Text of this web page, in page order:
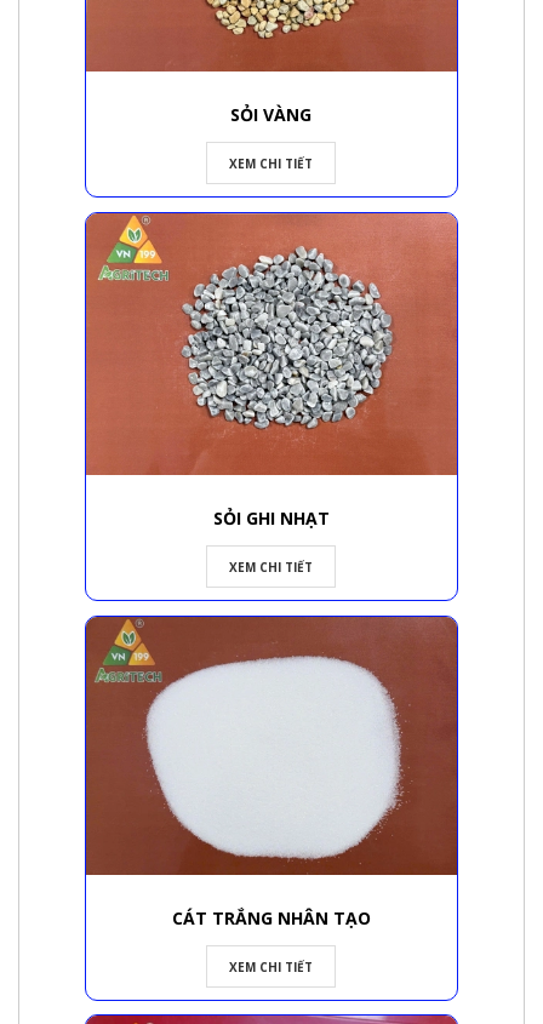
SỎI VÀNG
XEM CHI TIẾT
SỎI GHI NHẠT
XEM CHI TIẾT
CÁT TRẮNG NHÂN TẠO
XEM CHI TIẾT